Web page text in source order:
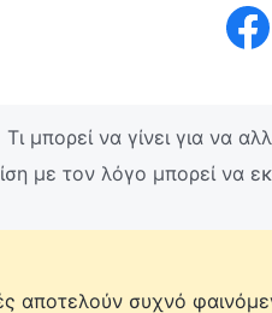
μπορεί να γίνει για να
με τον λόγο μπορεί να
αποτελούν συχνό